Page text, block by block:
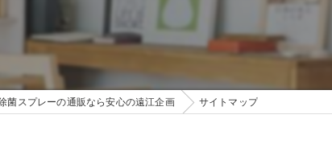
菌スプレーの通販なら安心の遠江企画 サイトマップ